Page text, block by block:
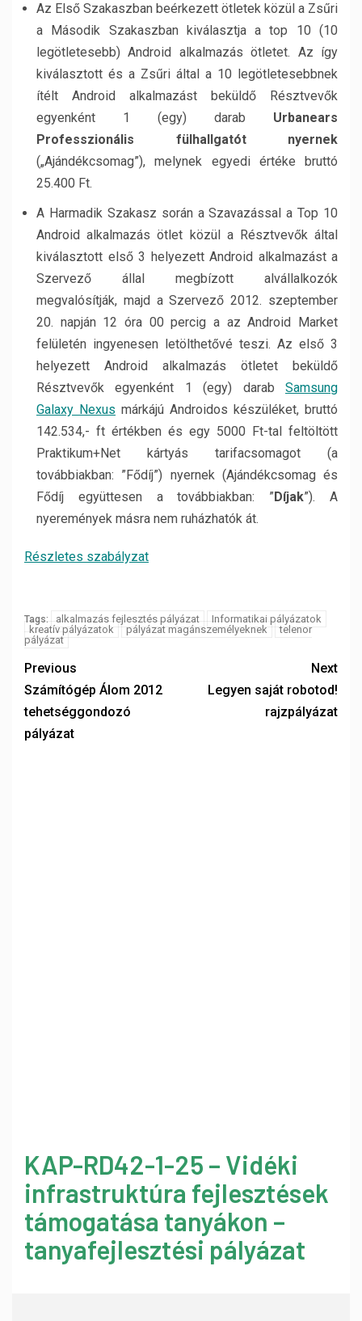
Az Első Szakaszban beérkezett ötletek közül a Zsűri
a Második Szakaszban kiválasztja a top 10 (10
legötletesebb) Android alkalmazás ötletet. Az így
kiválasztott és a Zsűri által a 10 legötletesebbnek
ítélt Android alkalmazást beküldő Résztvevők
egyenként 1 (egy) darab Urbanears
Professzionális fülhallgatót nyernek
(„Ajándékcsomag”), melynek egyedi értéke bruttó
25.400 Ft.
A Harmadik Szakasz során a Szavazással a Top 10
Android alkalmazás ötlet közül a Résztvevők által
kiválasztott első 3 helyezett Android alkalmazást a
Szervező állal megbízott alvállalkozók
megvalósítják, majd a Szervező 2012. szeptember
20. napján 12 óra 00 percig a az Android Market
felületén ingyenesen letölthetővé teszi. Az első 3
helyezett Android alkalmazás ötletet beküldő
Résztvevők egyenként 1 (egy) darab Samsung
Galaxy Nexus márkájú Androidos készüléket, bruttó
142.534,- ft értékben és egy 5000 Ft-tal feltöltött
Praktikum+Net kártyás tarifacsomagot (a
továbbiakban: ”Fődíj”) nyernek (Ajándékcsomag és
Fődíj együttesen a továbbiakban: ”Díjak”). A
nyeremények másra nem ruházhatók át.
Részletes szabályzat
Tags: alkalmazás fejlesztés pályázat
Informatikai pályázatok
kreatív pályázatok
pályázat magánszemélyeknek
telenor
pályázat
Previous
Számítógép Álom 2012
tehetséggondozó
pályázat
Next
Legyen saját robotod!
rajzpályázat
KAP-RD42-1-25 – Vidéki
infrastruktúra fejlesztések
támogatása tanyákon –
tanyafejlesztési pályázat